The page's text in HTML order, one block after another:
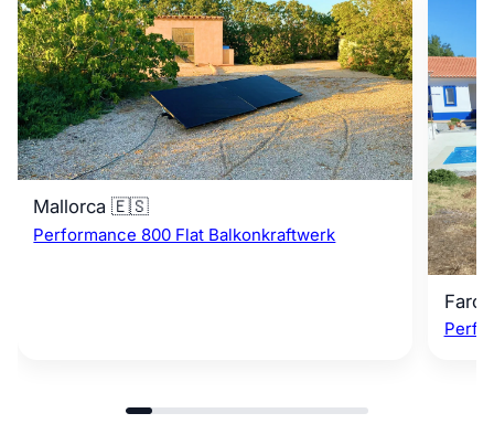
Mallorca 🇪🇸
Performance 800 Flat Balkonkraftwerk